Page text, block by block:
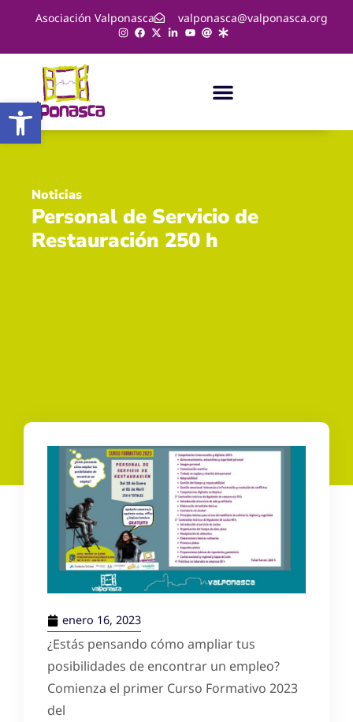
Asociación Valponasca valponasca@valponasca.org
Noticias
Personal de Servicio de
Restauración 250 h
enero 16, 2023
¿Estás pensando cómo ampliar tus
posibilidades de encontrar un empleo?
Comienza el primer Curso Formativo 2023
del
Abrir barra de herramientas